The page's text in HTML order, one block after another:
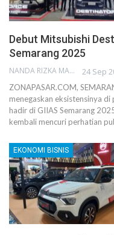
Debut Mitsubishi
Semarang 2025
NANDA RIZKA MAHENDRA 24 Sep
ZONAPASAR.COM,
menegaskan eksistensinya
hadir di GIIAS Semarang
kembali mencuri perhatian
EKONOMI BISNIS